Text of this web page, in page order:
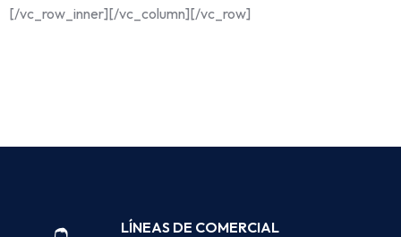
[/vc_row_inner][/vc_column][/vc_row]
LÍNEAS DE COMERCIAL